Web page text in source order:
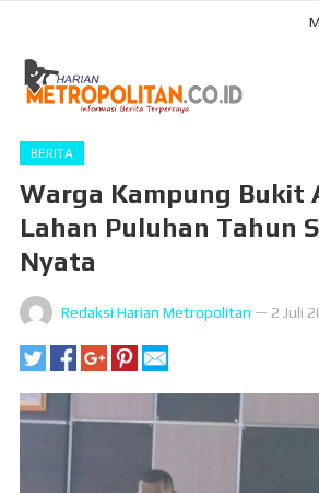
BERITA
Warga Kampung Bukit
Lahan Puluhan Tahun
Nyata
Redaksi Harian Metropolitan — 2 Juli